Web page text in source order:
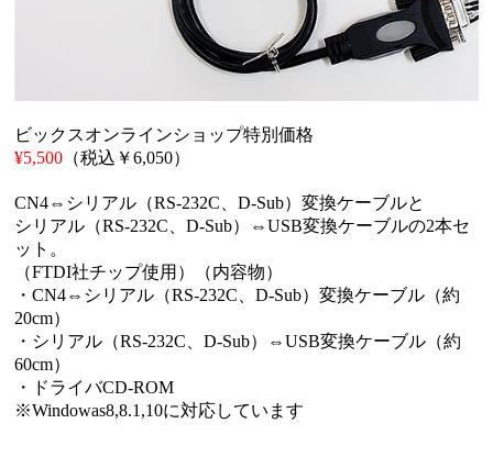
ビックスオンラインショップ特別価格
¥5,500 （税込￥6,050）
CN4⇔シリアル（RS-232C、D-Sub）変換ケーブルと
シリアル（RS-232C、D-Sub）⇔USB変換ケーブルの2本セ
ット。
（FTDI社チップ使用）（内容物）
・CN4⇔シリアル（RS-232C、D-Sub）変換ケーブル（約
20cm）
・シリアル（RS-232C、D-Sub）⇔USB変換ケーブル（約
60cm）
・ドライバCD-ROM
※Windowas8,8.1,10に対応しています